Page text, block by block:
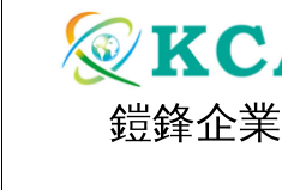
鎧鋒企業